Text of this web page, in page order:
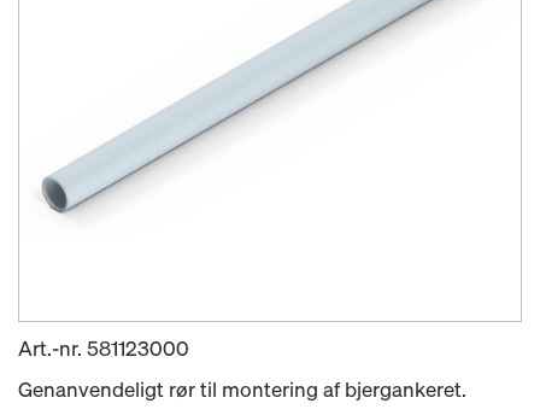
Art.-nr. 581123000
Genanvendeligt rør til montering af bjergankeret.